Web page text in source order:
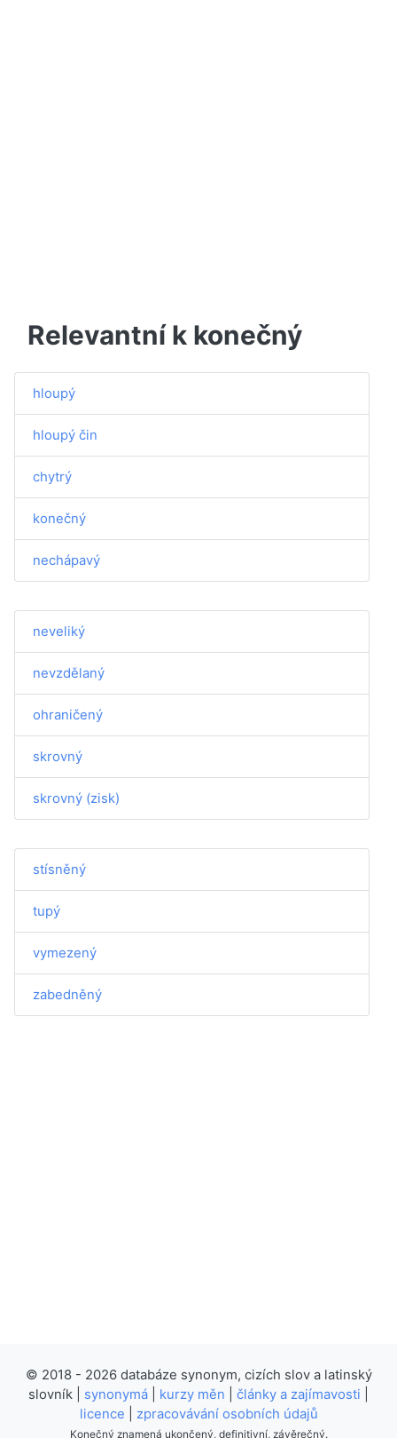
Relevantní k konečný
hloupý
hloupý čin
chytrý
konečný
nechápavý
neveliký
nevzdělaný
ohraničený
skrovný
skrovný (zisk)
stísněný
tupý
vymezený
zabedněný
© 2018 - 2026 databáze synonym, cizích slov a latinský
slovník | synonymá kurzy měn články a zajímavosti
licence
zpracovávání osobních údajů
Konečný znamená ukončený, definitivní, závěrečný.